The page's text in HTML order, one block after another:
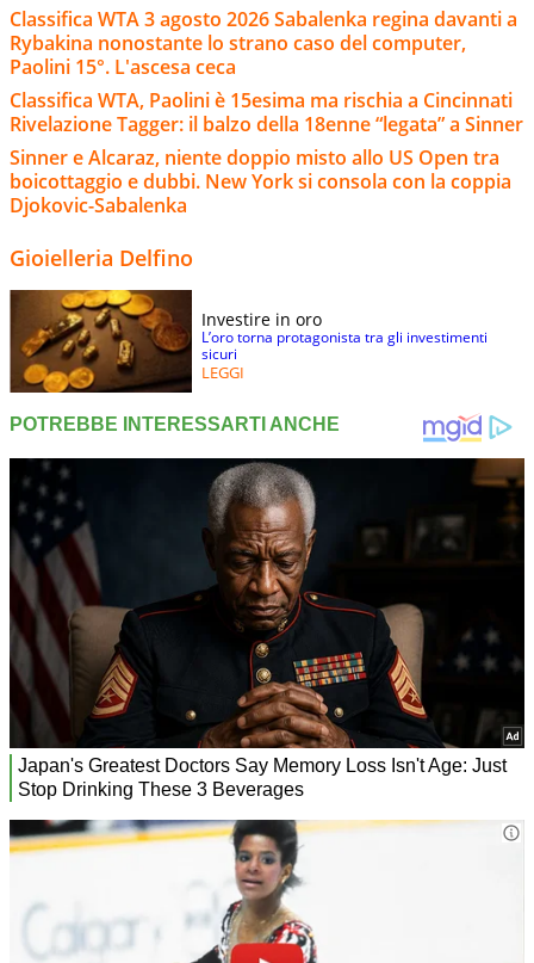
Classifica WTA 3 agosto 2026 Sabalenka regina davanti a
Rybakina nonostante lo strano caso del computer,
Paolini 15°. L'ascesa ceca
Classifica WTA, Paolini è 15esima ma rischia a Cincinnati
Rivelazione Tagger: il balzo della 18enne “legata” a Sinner
Sinner e Alcaraz, niente doppio misto allo US Open tra
boicottaggio e dubbi. New York si consola con la coppia
Djokovic-Sabalenka
Gioielleria Delfino
Investire in oro
L’oro torna protagonista tra gli investimenti
sicuri
LEGGI